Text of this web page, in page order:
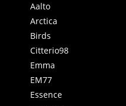
Aalto
Arctica
Birds
Citterio98
Emma
EM77
Essence